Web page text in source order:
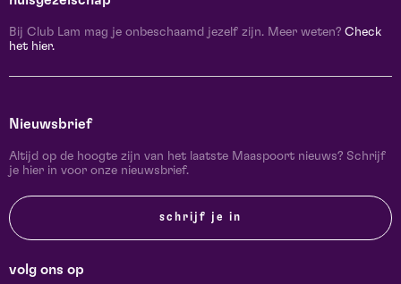
Bij Club Lam mag je onbeschaamd jezelf zijn. Meer weten? Check
het hier.
Nieuwsbrief
Altijd op de hoogte zijn van het laatste Maaspoort nieuws? Schrijf
je hier in voor onze nieuwsbrief.
schrijf je in
volg ons op